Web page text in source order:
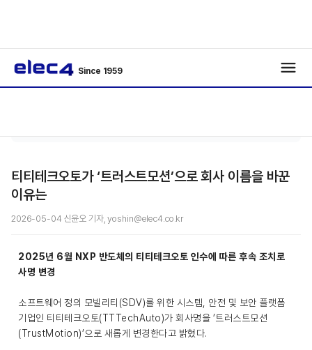
Since 1959
티티테크오토가 ‘트러스트모션’으로 회사 이름을 바꾼
이유는
2026-05-04 신윤오 기자, yoshin@elec4.co.kr
2025년 6월 NXP 반도체의 티티테크오토 인수에 따른 후속 조치로
사명 변경
소프트웨어 정의 모빌리티(SDV)를 위한 시스템, 안전 및 보안 플랫폼
기업인 티티테크오토(TTTechAuto)가 회사명을 ’트러스트모션
(TrustMotion)’으로 새롭게 변경한다고 밝혔다.